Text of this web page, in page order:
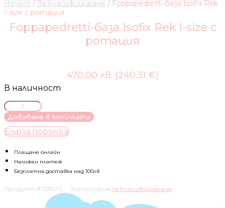
Начало / За класифициране / Foppapedretti-база Isofix Rek
I-size с ротация
Foppapedretti-база Isofix Rek I-size с
ротация
470,00 лв. (240.31 €)
В наличност
количество
за
Foppapedretti-
база
Rek
I-
size
ротация
Добавяне в количката
Бърза поръчка
Плащане онлайн
Наложен платеж
Безплатна доставка над 100лв
Продукт # 113821 Категория За класифициране